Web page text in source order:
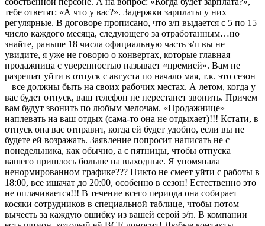
тебе ответят: «А что у вас?». Задержки зарплаты у них
регулярные. В договоре прописано, что з/п выдается с 5 по 15
число каждого месяца, следующего за отработанным…но
знайте, раньше 18 числа официальную часть з/п вы не
увидите, я уже не говорю о конвертах, которые главная
продажница с уверенностью называет «премией». Вам не
разрешат уйти в отпуск с августа по начало мая, т.к. это сезон
– все должны быть на своих рабочих местах. А летом, когда у
вас будет отпуск, ваш телефон не перестанет звонить. Причем
вам будут звонить по любым мелочам. «Продажнице»
наплевать на ваш отдых (сама-то она не отдыхает)!!! Кстати, в
отпуск она вас отправит, когда ей будет удобно, если вы не
будете ей возражать. Заявление попросит написать не с
понедельника, как обычно, а с пятницы, чтобы отпуска
вашего пришлось больше на выходные. Я упомянала
ненормированном графике??? Никто не смеет уйти с работы в
18:00, все ишачат до 20:00, особенно в сезон! Естественно это
не оплачивается!!! В течение всего периода она собирает
косяки сотрудников в специальной таблице, чтобы потом
вычесть за каждую ошибку из вашей серой з/п. В компании